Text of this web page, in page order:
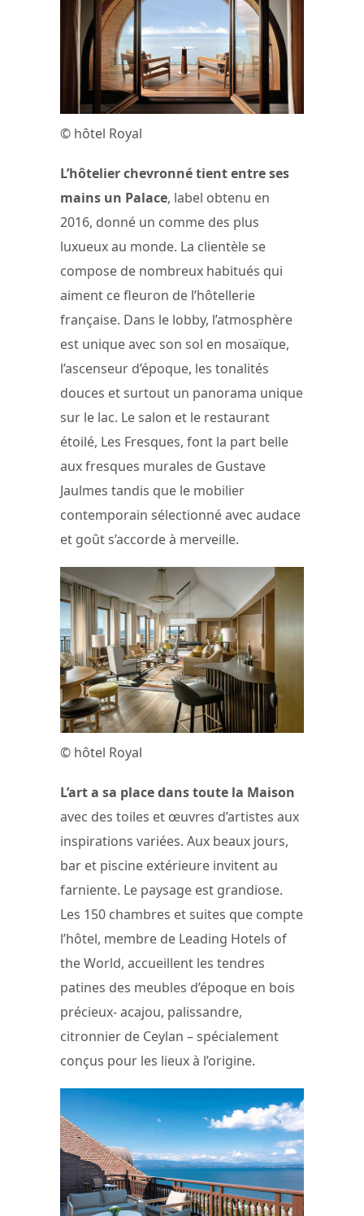
© hôtel Royal
L’hôtelier chevronné tient entre ses
mains un Palace, label obtenu en
2016, donné un comme des plus
luxueux au monde. La clientèle se
compose de nombreux habitués qui
aiment ce fleuron de l’hôtellerie
française. Dans le lobby, l’atmosphère
est unique avec son sol en mosaïque,
l’ascenseur d’époque, les tonalités
douces et surtout un panorama unique
sur le lac. Le salon et le restaurant
étoilé, Les Fresques, font la part belle
aux fresques murales de Gustave
Jaulmes tandis que le mobilier
contemporain sélectionné avec audace
et goût s’accorde à merveille.
© hôtel Royal
L’art a sa place dans toute la Maison
avec des toiles et œuvres d’artistes aux
inspirations variées. Aux beaux jours,
bar et piscine extérieure invitent au
farniente. Le paysage est grandiose.
Les 150 chambres et suites que compte
l’hôtel, membre de Leading Hotels of
the World, accueillent les tendres
patines des meubles d’époque en bois
précieux- acajou, palissandre,
citronnier de Ceylan – spécialement
conçus pour les lieux à l’origine.